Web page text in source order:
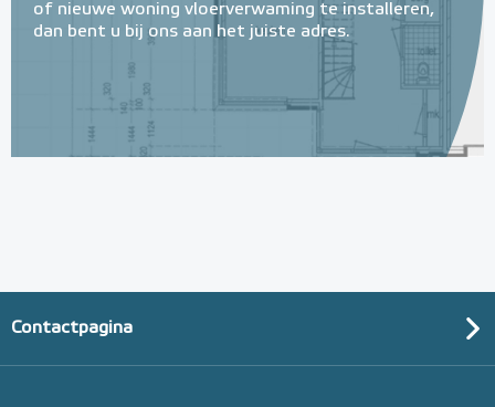
of nieuwe woning vloerverwaming te installeren,
dan bent u bij ons aan het juiste adres.
Contactpagina